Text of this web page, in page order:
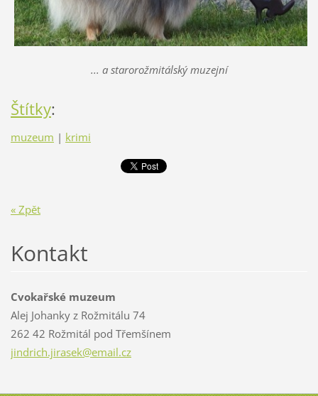
... a starorožmitálský muzejní
Štítky:
muzeum | krimi
« Zpět
Kontakt
Cvokařské muzeum
Alej Johanky z Rožmitálu 74
262 42 Rožmitál pod Třemšínem
jindrich.jirasek@email.cz